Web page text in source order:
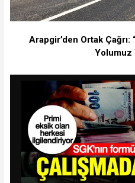
Arapgir’den Ortak
Yolumuz